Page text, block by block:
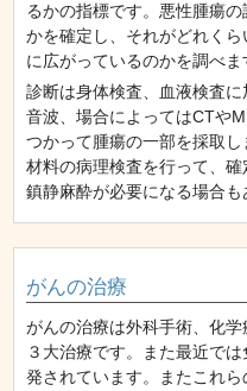
るかの指標です。悪性腫瘍
かを確定し、それがどれく
に広がっているのかを調べま
診断は身体検査、血液検査
音波、場合によってはCTや
つかって腫瘍の一部を採取
材料の病理検査を行って、
鎮静麻酔が必要になる場合も
がんの治療
がんの治療は外科手術、化
３大治療です。また最近で
発されています。またこれ